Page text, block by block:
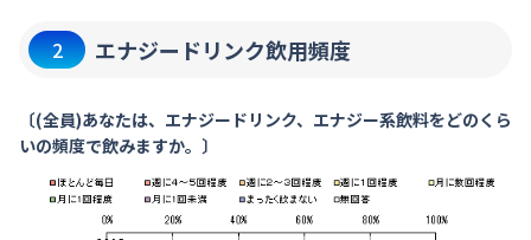
2 エナジードリンク飲用頻度
〔(全員)あなたは、エナジードリンク、エナジー系飲料をどのくら
いの頻度で飲みますか。〕